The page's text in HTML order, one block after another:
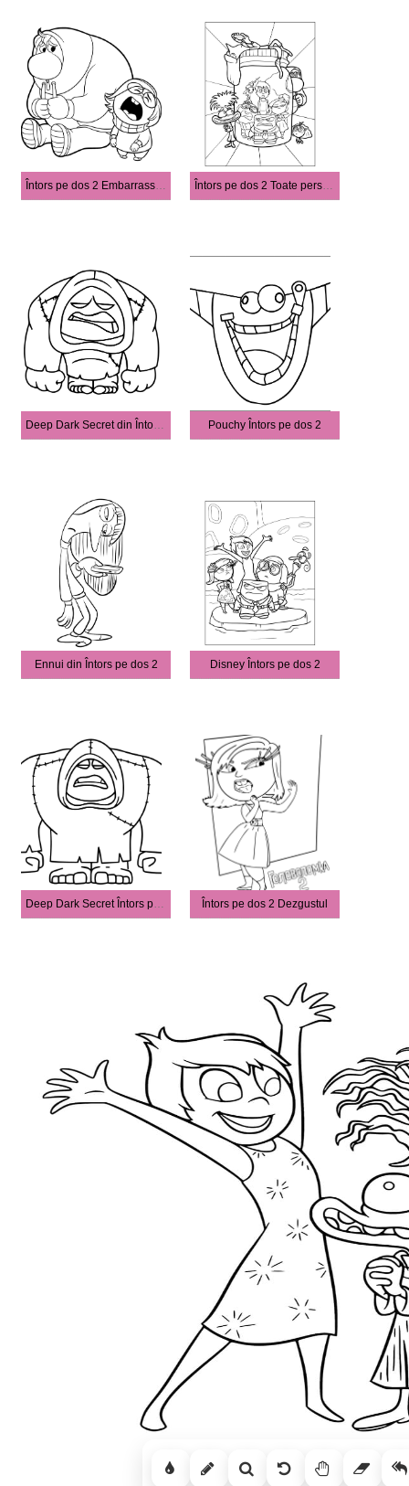
Întors pe dos 2 Embarrassment și Tristeţea Întors pe dos 2 Toate personajele
Deep Dark Secret din Întors pe dos 2 Pouchy Întors pe dos 2
Ennui din Întors pe dos 2 Disney Întors pe dos 2
Deep Dark Secret Întors pe dos 2 Întors pe dos 2 Dezgustul